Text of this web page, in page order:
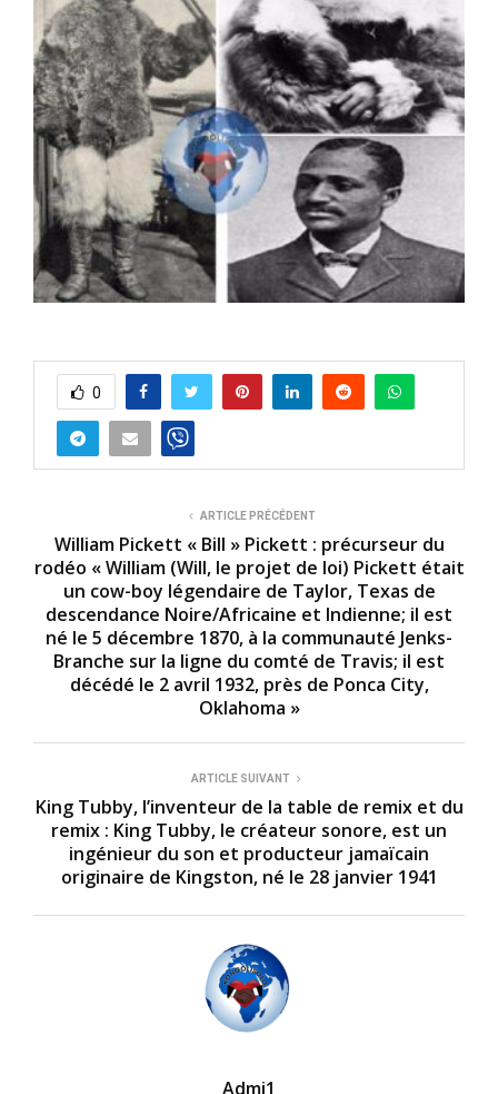
0
ARTICLE PRÉCÉDENT
William Pickett « Bill » Pickett : précurseur du
rodéo « William (Will, le projet de loi) Pickett était
un cow-boy légendaire de Taylor, Texas de
descendance Noire/Africaine et Indienne; il est
né le 5 décembre 1870, à la communauté Jenks-
Branche sur la ligne du comté de Travis; il est
décédé le 2 avril 1932, près de Ponca City,
Oklahoma »
ARTICLE SUIVANT
King Tubby, l’inventeur de la table de remix et du
remix : King Tubby, le créateur sonore, est un
ingénieur du son et producteur jamaïcain
originaire de Kingston, né le 28 janvier 1941
Admi1